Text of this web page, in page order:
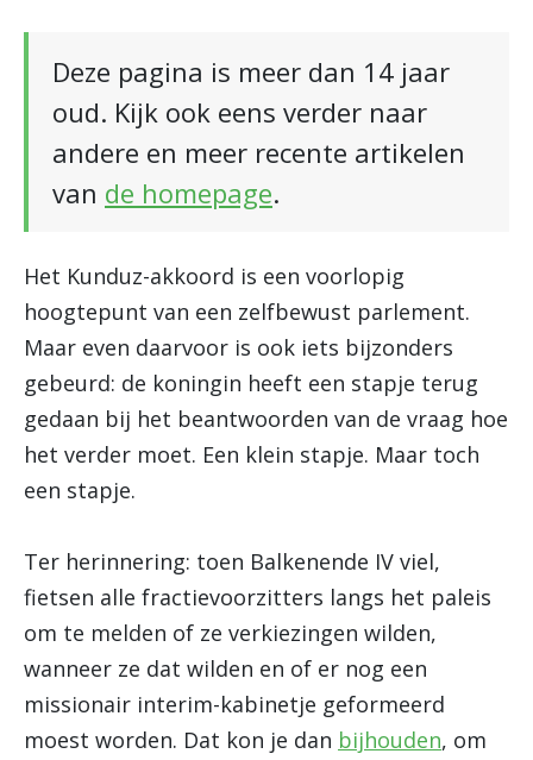
Deze pagina is meer dan 14 jaar
oud. Kijk ook eens verder naar
andere en meer recente artikelen
van de homepage.
Het Kunduz-akkoord is een voorlopig
hoogtepunt van een zelfbewust parlement.
Maar even daarvoor is ook iets bijzonders
gebeurd: de koningin heeft een stapje terug
gedaan bij het beantwoorden van de vraag hoe
het verder moet. Een klein stapje. Maar toch
een stapje.
Ter herinnering: toen Balkenende IV viel,
fietsen alle fractievoorzitters langs het paleis
om te melden of ze verkiezingen wilden,
wanneer ze dat wilden en of er nog een
missionair interim-kabinetje geformeerd
moest worden. Dat kon je dan bijhouden, om